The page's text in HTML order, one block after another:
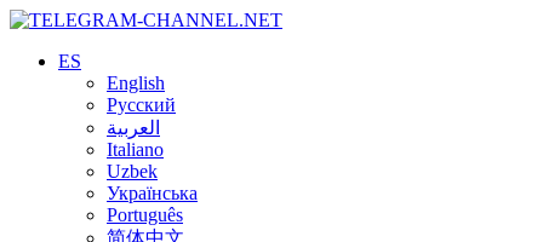
ES
English
Русский
العربية
Italiano
Uzbek
Українська
Português
简体中文